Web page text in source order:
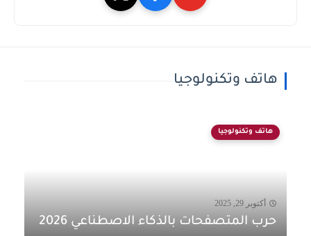
هاتف وتكنولوجيا
هاتف وتكنولوجيا
أكتوبر 29, 2025
حرب المتصفحات بالذكاء الاصطناعي 2026